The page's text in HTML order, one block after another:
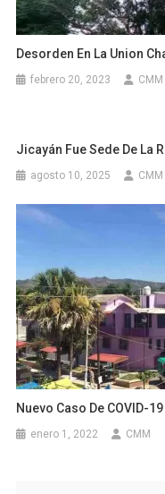
Desorden En La Union
febrero 20, 2023 CMM
Jicayán Fue Sede De La
agosto 10, 2025 CMM
Nuevo Caso De COVID-
enero 1, 2022 CMM